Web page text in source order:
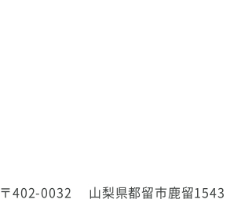
〒402-0032 山梨県都留市鹿留1543